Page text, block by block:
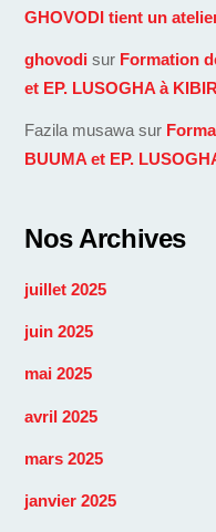
GHOVODI tient un
ghovodi sur Formation
et EP. LUSOGHA à
Fazila musawa sur
BUUMA et EP.
Nos Archives
juillet 2025
juin 2025
mai 2025
avril 2025
mars 2025
janvier 2025